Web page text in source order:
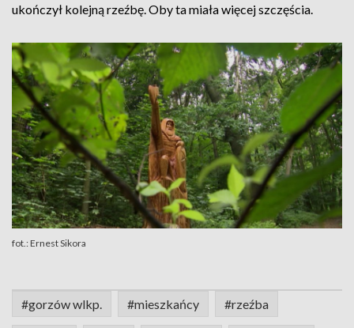
ukończył kolejną rzeźbę. Oby ta miała więcej szczęścia.
fot.: Ernest Sikora
#gorzów wlkp. #mieszkańcy #rzeźba